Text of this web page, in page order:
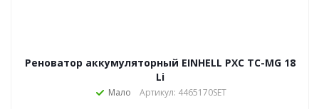
Реноватор аккумуляторный EINHELL PXC TC-MG 18
Li
Мало
Артикул: 4465170SET